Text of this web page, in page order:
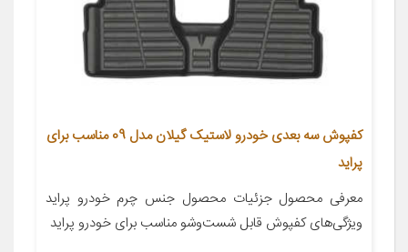
کفپوش سه بعدی خودرو لاستیک گیلان مدل 09 مناسب برای
پراید
معرفی محصول جزئیات محصول جنس چرم خودرو پراید
ویژگی‌های کفپوش قابل شست‌وشو مناسب برای خودرو پراید